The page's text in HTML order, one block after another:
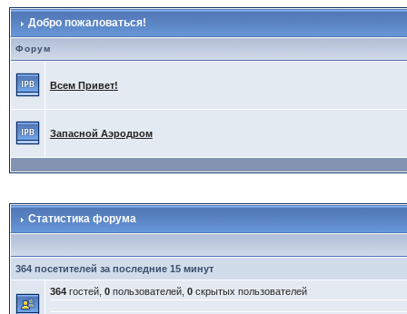
Добро пожаловаться!
Форум
Всем Привет!
Запасной Аэродром
Статистика форума
364 посетителей за последние 15 минут
364гостей, 0пользователей, 0скрытых пользователей